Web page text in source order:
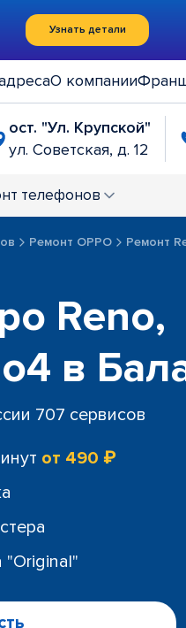
Узнать детали
О компании
ост. "Ул. Крупской"
ул. Советская, д. 12
телефонов
Ремонт OPPO Ремонт
Reno,
в
707 сервисов
от 490 ₽